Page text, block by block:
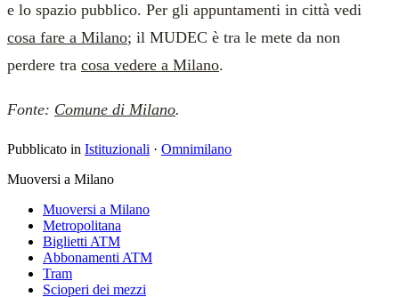
e lo spazio pubblico. Per gli appuntamenti in città vedi
cosa fare a Milano; il MUDEC è tra le mete da non
perdere tra cosa vedere a Milano.
Fonte: Comune di Milano.
Pubblicato in Istituzionali · Omnimilano
Muoversi a Milano
Muoversi a Milano
Metropolitana
Biglietti ATM
Abbonamenti ATM
Tram
Scioperi dei mezzi